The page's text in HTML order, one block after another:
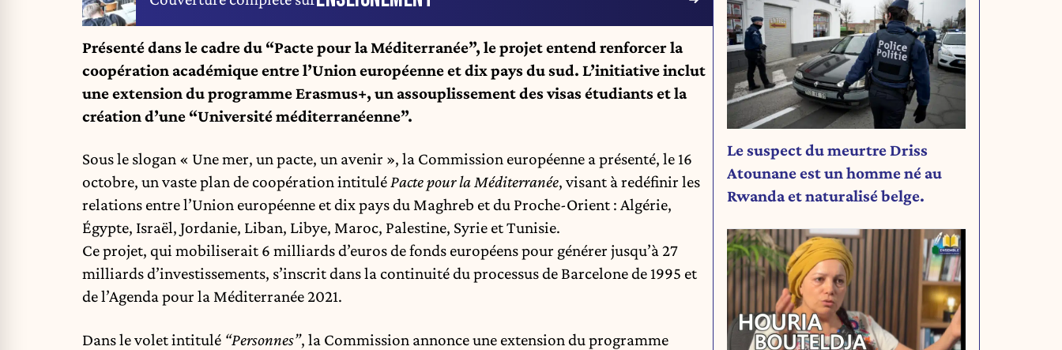
Présenté dans le cadre du “Pacte pour la Méditerranée”, le projet entend renforcer la
coopération académique entre l’Union européenne et dix pays du sud. L’initiative inclut
une extension du programme Erasmus+, un assouplissement des visas étudiants et la
création d’une “Université méditerranéenne”.
Sous le slogan « Une mer, un pacte, un avenir », la Commission européenne a présenté, le 16
octobre, un vaste plan de coopération intituléPacte pour la Méditerranée, visant à redéfinir les
relations entre l’Union européenne et dix pays du Maghreb et du Proche-Orient : Algérie,
Égypte, Israël, Jordanie, Liban, Libye, Maroc, Palestine, Syrie et Tunisie.
Ce projet, qui mobiliserait 6 milliards d’euros de fonds européens pour générer jusqu’à 27
milliards d’investissements, s’inscrit dans la continuité du processus de Barcelone de 1995 et
de l’Agenda pour la Méditerranée 2021.
Dans le volet intitulé “Personnes”, la Commission annonce une extension du programme
Le suspect du meurtre Driss
Atounane est un homme né au
Rwanda et naturalisé belge.